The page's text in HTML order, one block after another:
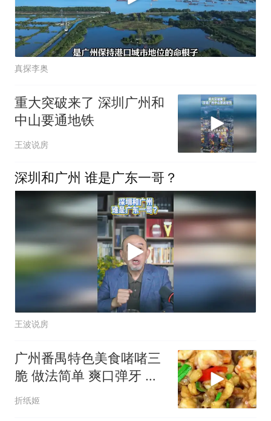
真探李奥
重大突破来了 深圳广州和
中山要通地铁
王波说房
深圳和广州 谁是广东一哥？
王波说房
广州番禺特色美食啫啫三
脆 做法简单 爽口弹牙 鲜
香味美
折纸姬